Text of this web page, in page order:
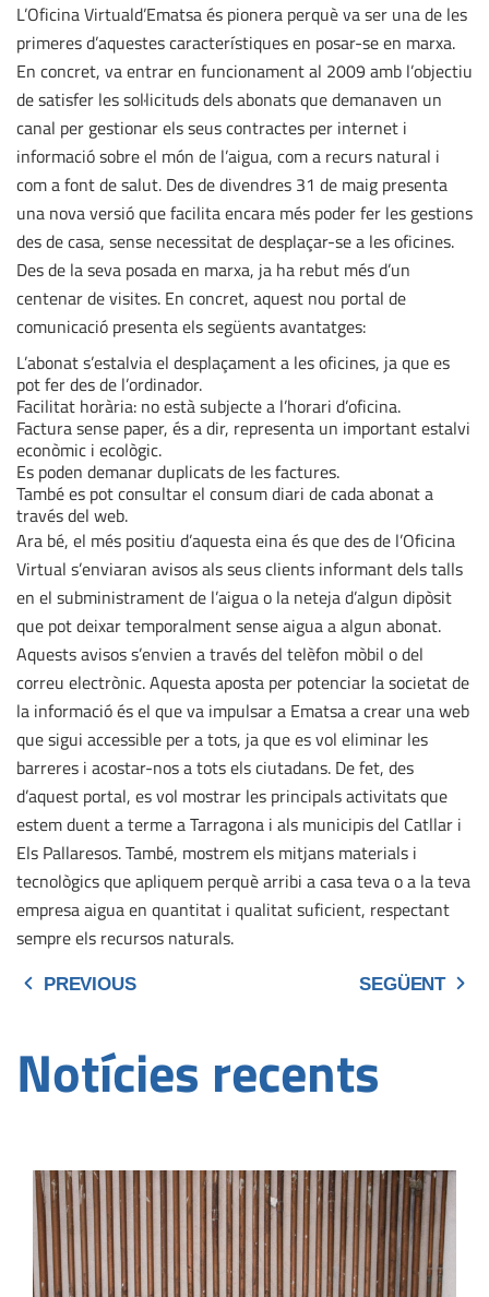
L’Oficina Virtuald’Ematsa és pionera perquè va ser una de les
primeres d’aquestes característiques en posar-se en marxa.
En concret, va entrar en funcionament al 2009 amb l’objectiu
de satisfer les sol·licituds dels abonats que demanaven un
canal per gestionar els seus contractes per internet i
informació sobre el món de l’aigua, com a recurs natural i
com a font de salut. Des de divendres 31 de maig presenta
una nova versió que facilita encara més poder fer les gestions
des de casa, sense necessitat de desplaçar-se a les oficines.
Des de la seva posada en marxa, ja ha rebut més d’un
centenar de visites. En concret, aquest nou portal de
comunicació presenta els següents avantatges:
L’abonat s’estalvia el desplaçament a les oficines, ja que es
pot fer des de l’ordinador.
Facilitat horària: no està subjecte a l’horari d’oficina.
Factura sense paper, és a dir, representa un important estalvi
econòmic i ecològic.
Es poden demanar duplicats de les factures.
També es pot consultar el consum diari de cada abonat a
través del web.
Ara bé, el més positiu d’aquesta eina és que des de l’Oficina
Virtual s’enviaran avisos als seus clients informant dels talls
en el subministrament de l’aigua o la neteja d’algun dipòsit
que pot deixar temporalment sense aigua a algun abonat.
Aquests avisos s’envien a través del telèfon mòbil o del
correu electrònic. Aquesta aposta per potenciar la societat de
la informació és el que va impulsar a Ematsa a crear una web
que sigui accessible per a tots, ja que es vol eliminar les
barreres i acostar-nos a tots els ciutadans. De fet, des
d’aquest portal, es vol mostrar les principals activitats que
estem duent a terme a Tarragona i als municipis del Catllar i
Els Pallaresos. També, mostrem els mitjans materials i
tecnològics que apliquem perquè arribi a casa teva o a la teva
empresa aigua en quantitat i qualitat suficient, respectant
sempre els recursos naturals.
PREVIOUS SEGÜENT
Notícies recents